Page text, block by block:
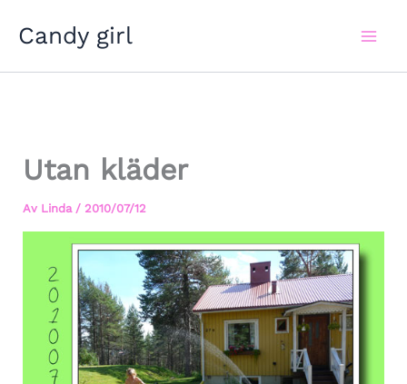
Candy girl
Utan kläder
Av Linda / 2010/07/12